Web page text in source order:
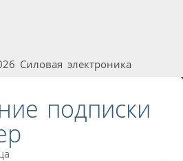
Силовая электроника
подписки